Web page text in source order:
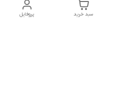
پروفایل سبد خرید